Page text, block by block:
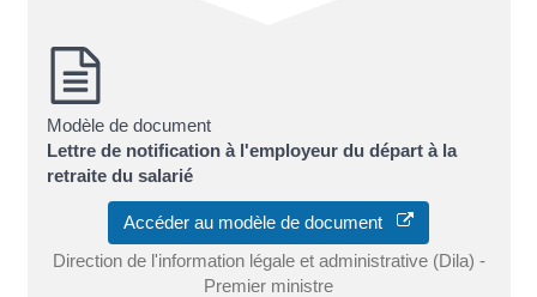
Modèle de document
Lettre de notification à l'employeur du départ à la
retraite du salarié
Accéder au modèle de document
Direction de l'information légale et administrative (Dila) -
Premier ministre